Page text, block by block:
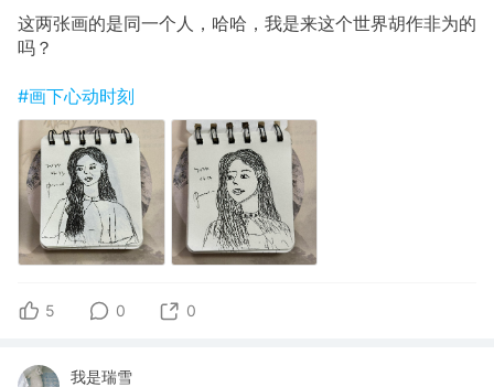
这两张画的是同一个人，哈哈，我是来这个世界胡作非为的
吗？
#画下心动时刻
5 0 0
我是瑞雪